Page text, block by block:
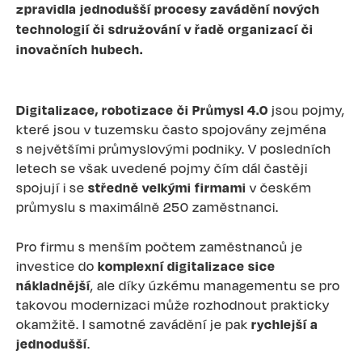
zpravidla jednodušší procesy zavádění nových
technologií či sdružování v řadě organizací či
inovačních hubech.
Digitalizace, robotizace či Průmysl 4.0 jsou pojmy,
které jsou v tuzemsku často spojovány zejména
s největšími průmyslovými podniky. V posledních
letech se však uvedené pojmy čím dál častěji
spojují i se středně velkými firmami v českém
průmyslu s maximálně 250 zaměstnanci.
Pro firmu s menším počtem zaměstnanců je
investice do komplexní digitalizace sice
nákladnější, ale díky úzkému managementu se pro
takovou modernizaci může rozhodnout prakticky
okamžitě. I samotné zavádění je pak rychlejší a
jednodušší.